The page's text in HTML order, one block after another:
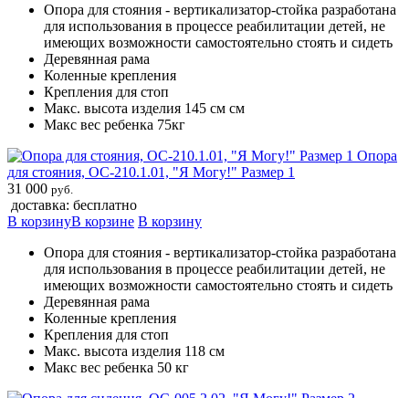
Опора для стояния - вертикализатор-стойка разработана
для использования в процессе реабилитации детей, не
имеющих возможности самостоятельно стоять и сидеть
Деревянная рама
Коленные крепления
Крепления для стоп
Макс. высота изделия 145 см см
Макс вес ребенка 75кг
Опора
для стояния, ОС-210.1.01, "Я Могу!" Размер 1
31 000 руб.
доставка: бесплатно
В корзинуВ корзине В корзину
Опора для стояния - вертикализатор-стойка разработана
для использования в процессе реабилитации детей, не
имеющих возможности самостоятельно стоять и сидеть
Деревянная рама
Коленные крепления
Крепления для стоп
Макс. высота изделия 118 см
Макс вес ребенка 50 кг